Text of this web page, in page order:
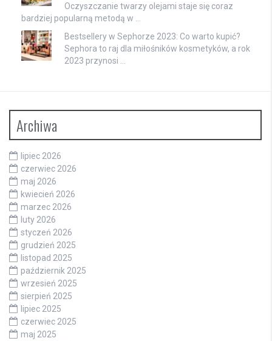
Oczyszczanie twarzy olejami staje się coraz
bardziej popularną metodą w …
Bestsellery w Sephorze 2023: Co warto kupić?
Sephora to raj dla miłośników kosmetyków, a rok
2023 przynosi …
Archiwa
lipiec 2026
czerwiec 2026
maj 2026
kwiecień 2026
marzec 2026
luty 2026
styczeń 2026
grudzień 2025
listopad 2025
październik 2025
wrzesień 2025
sierpień 2025
lipiec 2025
czerwiec 2025
maj 2025